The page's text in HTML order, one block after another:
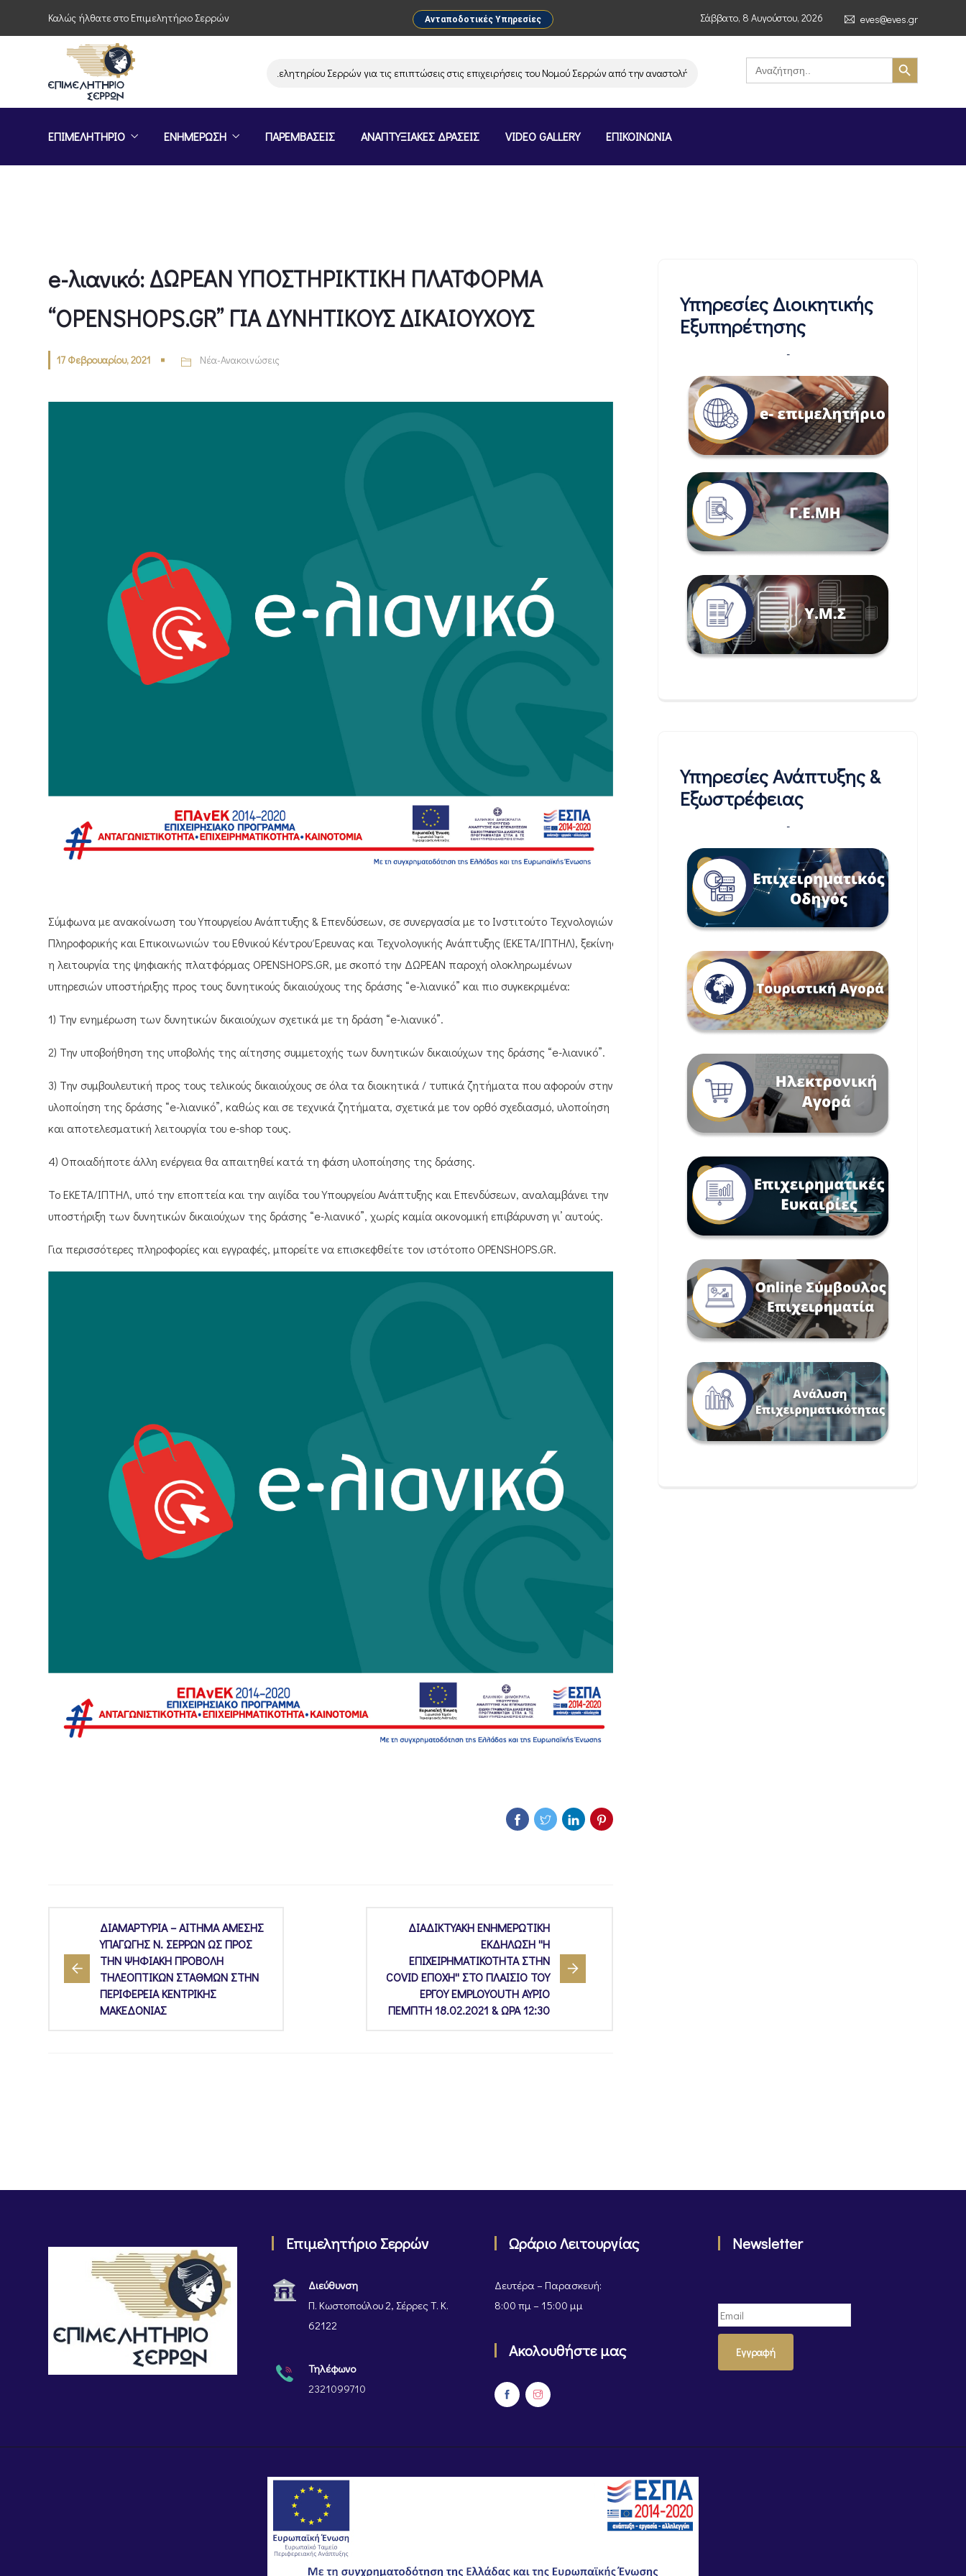
Καλώς ήλθατε στο Επιμελητήριο Σερρών Ανταποδοτικές Υπηρεσίες Σάββατο, 8 Αυγούστου, 2026 eves@eves.gr
Παρέμβαση του Επιμελητηρίου Σερρών για τις επιπτώσεις στις επιχειρήσεις του Νομού Σερρών από την αναστολή λειτουργίας της αλυσίδας σούπερ μάρκετ MERE στην Ελλάδα –
Search
for:
Search Button
ΕΠΙΜΕΛΗΤΗΡΙΟ ΕΝΗΜΕΡΩΣΗ ΠΑΡΕΜΒΑΣΕΙΣ ΑΝΑΠΤΥΞΙΑΚΕΣ ΔΡΑΣΕΙΣ VIDEO GALLERY ΕΠΙΚΟΙΝΩΝΙΑ
e-λιανικό: ΔΩΡΕΑΝ ΥΠΟΣΤΗΡΙΚΤΙΚΗ ΠΛΑΤΦΟΡΜΑ
“OPENSHOPS.GR” ΓΙΑ ΔΥΝΗΤΙΚΟΥΣ ΔΙΚΑΙΟΥΧΟΥΣ
17 Φεβρουαρίου, 2021 Νέα-Ανακοινώσεις
Σύμφωνα με ανακοίνωση του Υπουργείου Ανάπτυξης & Επενδύσεων, σε συνεργασία με το Ινστιτούτο Τεχνολογιών
Πληροφορικής και Επικοινωνιών του Εθνικού Κέντρου Έρευνας και Τεχνολογικής Ανάπτυξης (ΕΚΕΤΑ/ΙΠΤΗΛ), ξεκίνησε
η λειτουργία της ψηφιακής πλατφόρμας OPENSHOPS.GR, με σκοπό την ΔΩΡΕΑΝ παροχή ολοκληρωμένων
υπηρεσιών υποστήριξης προς τους δυνητικούς δικαιούχους της δράσης “e-λιανικό” και πιο συγκεκριμένα:
1) Την ενημέρωση των δυνητικών δικαιούχων σχετικά με τη δράση “e-λιανικό”.
2) Την υποβοήθηση της υποβολής της αίτησης συμμετοχής των δυνητικών δικαιούχων της δράσης “e-λιανικό”.
3) Την συμβουλευτική προς τους τελικούς δικαιούχους σε όλα τα διοικητικά / τυπικά ζητήματα που αφορούν στην
υλοποίηση της δράσης “e-λιανικό”, καθώς και σε τεχνικά ζητήματα, σχετικά με τον ορθό σχεδιασμό, υλοποίηση
και αποτελεσματική λειτουργία του e-shop τους.
4) Οποιαδήποτε άλλη ενέργεια θα απαιτηθεί κατά τη φάση υλοποίησης της δράσης.
Το ΕΚΕΤΑ/ΙΠΤΗΛ, υπό την εποπτεία και την αιγίδα του Υπουργείου Ανάπτυξης και Επενδύσεων, αναλαμβάνει την
υποστήριξη των δυνητικών δικαιούχων της δράσης “e-λιανικό”, χωρίς καμία οικονομική επιβάρυνση γι’ αυτούς.
Για περισσότερες πληροφορίες και εγγραφές, μπορείτε να επισκεφθείτε τον ιστότοπο OPENSHOPS.GR.
ΔΙΑΜΑΡΤΥΡΙΑ – ΑΙΤΗΜΑ ΑΜΕΣΗΣ
ΥΠΑΓΩΓΗΣ Ν. ΣΕΡΡΩΝ ΩΣ ΠΡΟΣ
ΤΗΝ ΨΗΦΙΑΚΗ ΠΡΟΒΟΛΗ
ΤΗΛΕΟΠΤΙΚΩΝ ΣΤΑΘΜΩΝ ΣΤΗΝ
ΠΕΡΙΦΕΡΕΙΑ ΚΕΝΤΡΙΚΗΣ
ΜΑΚΕΔΟΝΙΑΣ
ΔΙΑΔΙΚΤΥΑΚΗ ΕΝΗΜΕΡΩΤΙΚΗ
ΕΚΔΗΛΩΣΗ ''Η
ΕΠΙΧΕΙΡΗΜΑΤΙΚΟΤΗΤΑ ΣΤΗΝ
COVID ΕΠΟΧΗ'' ΣΤΟ ΠΛΑΙΣΙΟ ΤΟΥ
ΕΡΓΟΥ EMPLOYOUTH ΑΥΡΙΟ
ΠΕΜΠΤΗ 18.02.2021 & ΩΡΑ 12:30
Υπηρεσίες Διοικητικής
Εξυπηρέτησης
-
Υπηρεσίες Ανάπτυξης &
Εξωστρέφειας
-
Επιμελητήριο Σερρών
Διεύθυνση
Π. Κωστοπούλου 2, Σέρρες Τ. Κ.
62122
Τηλέφωνο
2321099710
Ωράριο Λειτουργίας
Δευτέρα – Παρασκευή:
8:00 πμ – 15:00 μμ
Ακολουθήστε μας
Newsletter
Εγγραφή